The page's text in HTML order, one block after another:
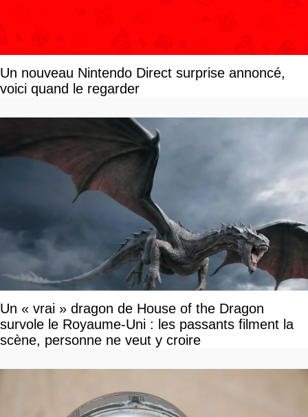
Un nouveau Nintendo Direct surprise annoncé,
voici quand le regarder
Un « vrai » dragon de House of the Dragon
survole le Royaume-Uni : les passants filment la
scène, personne ne veut y croire